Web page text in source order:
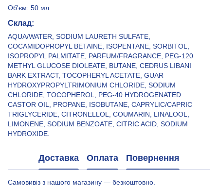
Об'єм: 50 мл
Склад:
AQUA/WATER, SODIUM LAURETH SULFATE,
COCAMIDOPROPYL BETAINE, ISOPENTANE, SORBITOL,
ISOPROPYL PALMITATE, PARFUM/FRAGRANCE, PEG-120
METHYL GLUCOSE DIOLEATE, BUTANE, CEDRUS LIBANI
BARK EXTRACT, TOCOPHERYL ACETATE, GUAR
HYDROXYPROPYLTRIMONIUM CHLORIDE, SODIUM
CHLORIDE, TOCOPHEROL, PEG-40 HYDROGENATED
CASTOR OIL, PROPANE, ISOBUTANE, CAPRYLIC/CAPRIC
TRIGLYCERIDE, CITRONELLOL, COUMARIN, LINALOOL,
LIMONENE, SODIUM BENZOATE, CITRIC ACID, SODIUM
HYDROXIDE.
Доставка Оплата Повернення
Самовивіз з нашого магазину — безкоштовно.